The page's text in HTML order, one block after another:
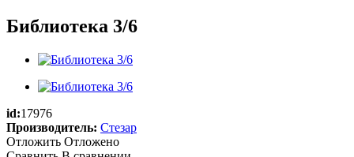
Библиотека 3/6
id:17976
Производитель: Стезар
Отложить Отложено